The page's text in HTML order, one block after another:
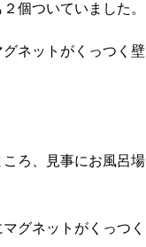
個ついていました。
ネットがくっつく壁
ろ、見事にお風呂場
グネットがくっつく